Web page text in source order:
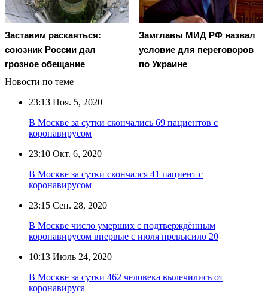
Заставим раскаяться:
союзник России дал
грозное обещание
Замглавы МИД РФ назвал
условие для переговоров
по Украине
Новости по теме
23:13 Ноя. 5, 2020
В Москве за сутки скончались 69 пациентов с
коронавирусом
23:10 Окт. 6, 2020
В Москве за сутки скончался 41 пациент с
коронавирусом
23:15 Сен. 28, 2020
В Москве число умерших с подтверждённым
коронавирусом впервые с июля превысило 20
10:13 Июль 24, 2020
В Москве за сутки 462 человека вылечились от
коронавируса